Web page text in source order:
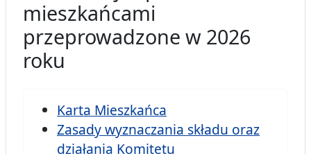
mieszkańcami
przeprowadzone w 2026
roku
Karta Mieszkańca
Zasady wyznaczania składu oraz
działania Komitetu